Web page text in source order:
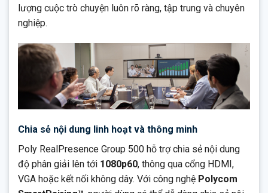
lượng cuộc trò chuyện luôn rõ ràng, tập trung và chuyên
nghiệp.
Chia sẻ nội dung linh hoạt và thông minh
Poly RealPresence Group 500 hỗ trợ chia sẻ nội dung
độ phân giải lên tới 1080p60, thông qua cổng HDMI,
VGA hoặc kết nối không dây. Với công nghệ Polycom